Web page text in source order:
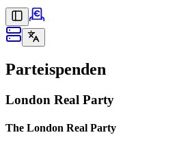
Parteispenden
London Real Party
The London Real Party